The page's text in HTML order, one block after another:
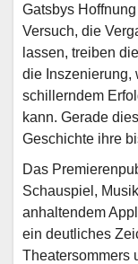
Gatsbys
Versuch, die
lassen, treiben
die Inszenierung,
schillerndem
kann. Gerade
Geschichte ihre
Das
Schauspiel,
anhaltendem
ein deutliches
Theatersommers